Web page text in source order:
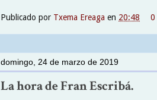
Publicado por Txema Ereaga en 20:48 0
domingo, 24 de marzo de 2019
La hora de Fran Escribá.